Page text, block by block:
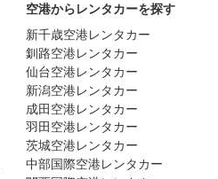
空港からレンタカーを探す
新千歳空港レンタカー
釧路空港レンタカー
仙台空港レンタカー
新潟空港レンタカー
成田空港レンタカー
羽田空港レンタカー
茨城空港レンタカー
中部国際空港レンタカー